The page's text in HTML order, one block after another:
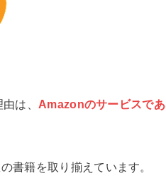
は、 Amazonのサービスであ
書籍を取り揃えています。